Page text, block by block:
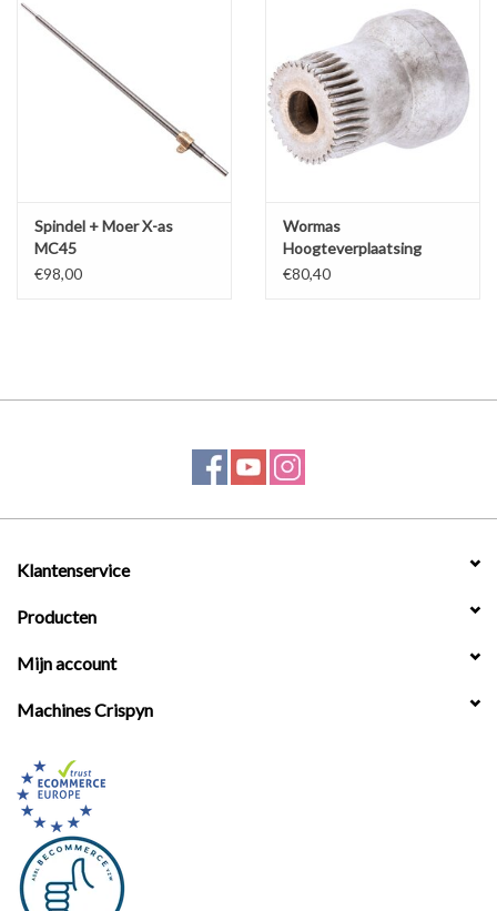
Spindel + Moer X-as
MC45
€98,00
Wormas
Hoogteverplaatsing
MC45
€80,40
Klantenservice
Producten
Mijn account
Machines Crispyn